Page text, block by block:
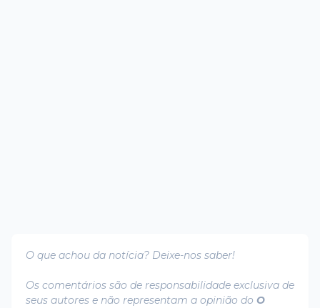
O que achou da notícia? Deixe-nos saber!
Os comentários são de responsabilidade exclusiva de
seus autores e não representam a opinião do O